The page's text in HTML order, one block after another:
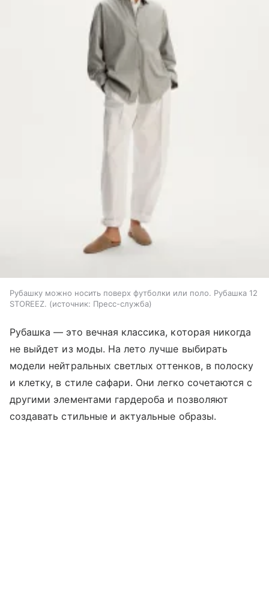
Рубашку можно носить поверх футболки или поло. Рубашка 12
STOREEZ.
источник: Пресс-служба
Рубашка — это вечная классика, которая никогда
не выйдет из моды. На лето лучше выбирать
модели нейтральных светлых оттенков, в полоску
и клетку, в стиле сафари. Они легко сочетаются с
другими элементами гардероба и позволяют
создавать стильные и актуальные образы.